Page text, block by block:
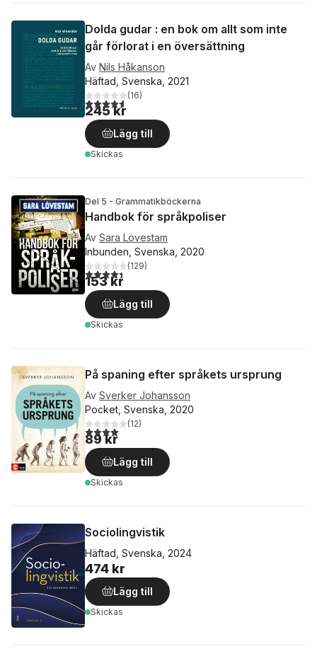
Dolda gudar : en bok om allt som inte
går förlorat i en översättning
Av Nils Håkanson
Häftad, Svenska, 2021
4,6utav 5 stjärnor. Totalt antal röster:
(16)
245 kr
Lägg till
Skickas
Del 5 - Grammatikböckerna
Handbok för språkpoliser
Av Sara Lövestam
Inbunden, Svenska, 2020
4,4utav 5 stjärnor. Totalt antal röster:
(129)
153 kr
Lägg till
Skickas
På spaning efter språkets ursprung
Av Sverker Johansson
Pocket, Svenska, 2020
4,0utav 5 stjärnor. Totalt antal röster:
(12)
89 kr
Lägg till
Skickas
Sociolingvistik
Häftad, Svenska, 2024
474 kr
Lägg till
Skickas